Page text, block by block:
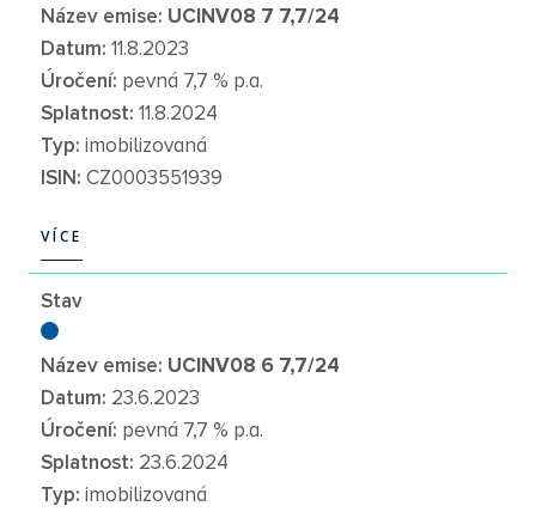
Název emise: UCINV08 7 7,7/24
Datum: 11.8.2023
Úročení: pevná 7,7 % p.a.
Splatnost: 11.8.2024
Typ: imobilizovaná
ISIN: CZ0003551939
VÍCE
Stav
Název emise: UCINV08 6 7,7/24
Datum: 23.6.2023
Úročení: pevná 7,7 % p.a.
Splatnost: 23.6.2024
Typ: imobilizovaná